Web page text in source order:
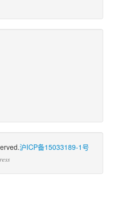
沪ICP备15033189-1号